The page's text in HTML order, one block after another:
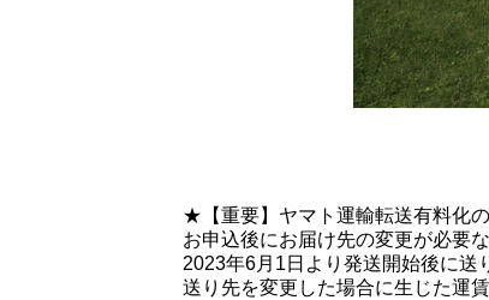
★【重要】ヤマト運輸転送有料化
お申込後にお届け先の変更が必要
2023年6月1日より発送開始後に送
送り先を変更した場合に生じた運